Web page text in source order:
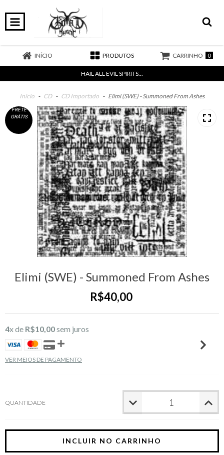
INÍCIO PRODUTOS CARRINHO 0
HAIL ALL EVIL SPIRITS...
Início - CD - CD Importado - Elimi (SWE) - Summoned From Ashes
FRETE
GRÁTIS
Elimi (SWE) - Summoned From Ashes
R$40,00
4x de R$10,00sem juros
VER MEIOS DE PAGAMENTO
QUANTIDADE